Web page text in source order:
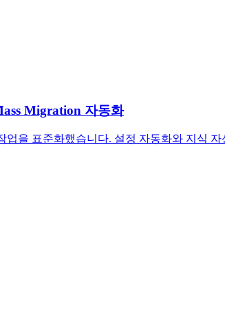
Migration 자동화
업을 표준화했습니다. 설정 자동화와 지식